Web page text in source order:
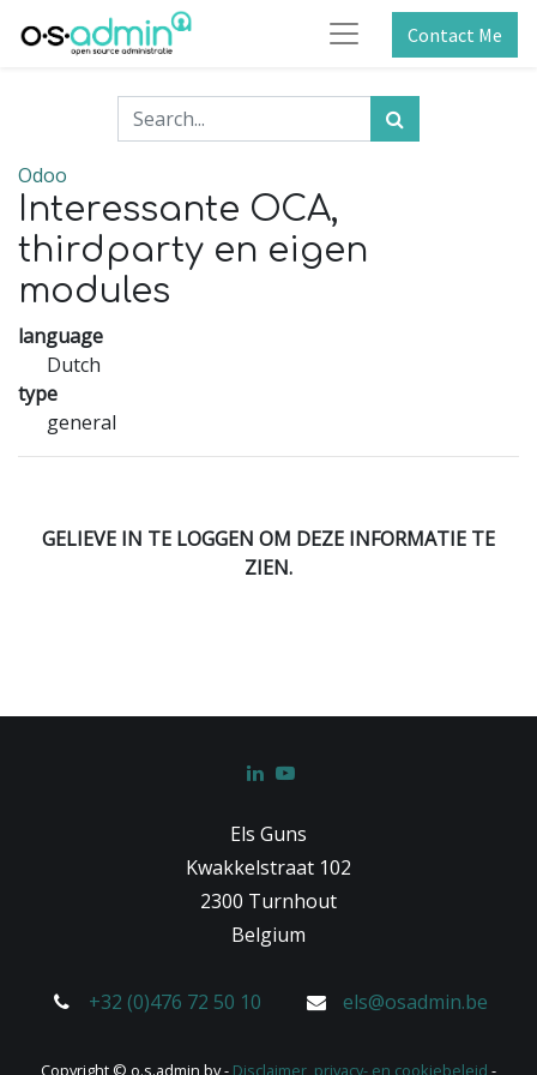
Contact Me
Odoo
Interessante OCA,
thirdparty en eigen
modules
language
Dutch
type
general
GELIEVE IN TE LOGGEN OM DEZE INFORMATIE TE
ZIEN.
Els Guns
Kwakkelstraat 102
2300 Turnhout
Belgium
+32 (0)476 72 50 10 els@osadmin.be
Copyright © o.s.admin bv - Disclaimer, privacy- en cookiebeleid -